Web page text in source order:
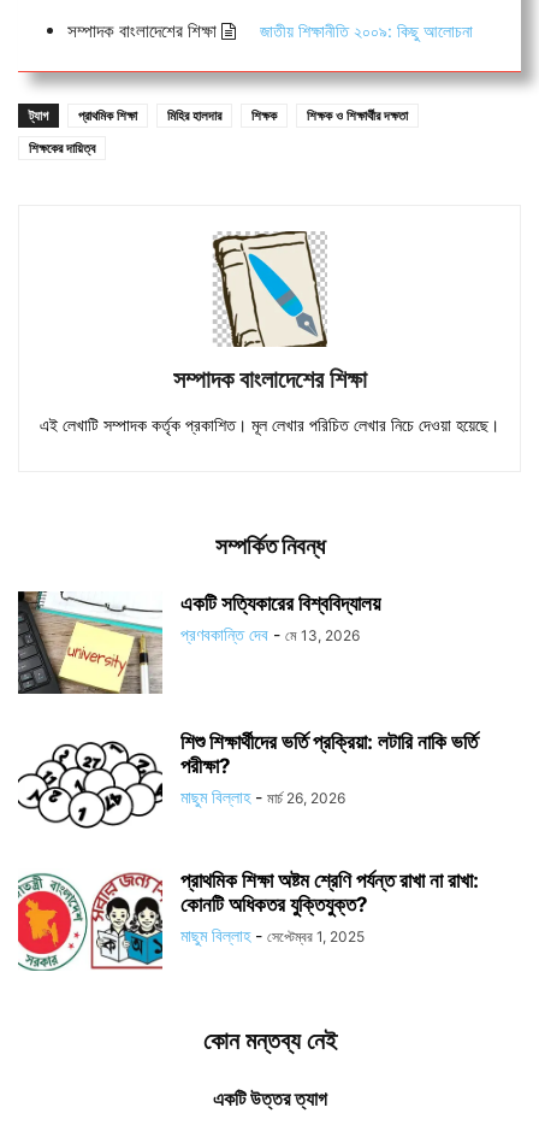
সম্পাদক বাংলাদেশের শিক্ষা জাতীয় শিক্ষানীতি ২০০৯: কিছু আলোচনা
ট্যাগ প্রাথমিক শিক্ষা মিহির হালদার শিক্ষক
শিক্ষক ও শিক্ষার্থীর দক্ষতা
শিক্ষকের দায়িত্ব
সম্পাদক বাংলাদেশের শিক্ষা
এই লেখাটি সম্পাদক কর্তৃক প্রকাশিত। মূল লেখার পরিচিত লেখার নিচে দেওয়া হয়েছে।
সম্পর্কিত নিবন্ধ
একটি সত্যিকারের বিশ্ববিদ্যালয়
প্রণবকান্তি দেব - মে 13, 2026
শিশু শিক্ষার্থীদের ভর্তি প্রক্রিয়া: লটারি নাকি ভর্তি
পরীক্ষা?
মাছুম বিল্লাহ - মার্চ 26, 2026
প্রাথমিক শিক্ষা অষ্টম শ্রেণি পর্যন্ত রাখা না রাখা:
কোনটি অধিকতর যুক্তিযুক্ত?
মাছুম বিল্লাহ - সেপ্টেম্বর 1, 2025
কোন মন্তব্য নেই
একটি উত্তর ত্যাগ